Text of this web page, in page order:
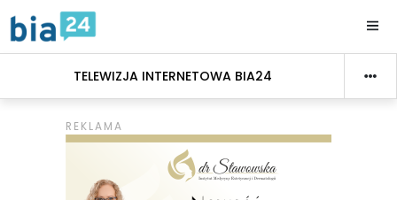
TELEWIZJA INTERNETOWA BIA24